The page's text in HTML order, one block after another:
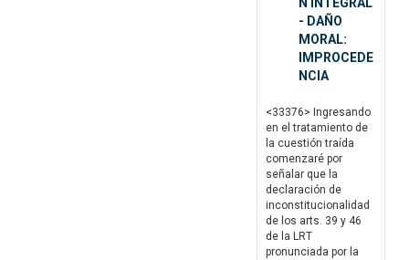
N INTEGRAL
- DAÑO
MORAL:
IMPROCEDE
NCIA
<33376> Ingresando
en el tratamiento de
la cuestión traída
comenzaré por
señalar que la
declaración de
inconstitucionalidad
de los arts. 39 y 46
de la LRT
pronunciada por la